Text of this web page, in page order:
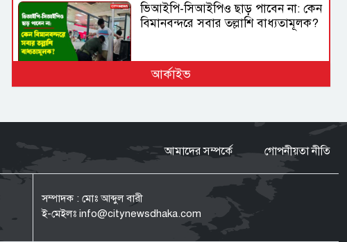
ভিআইপি-সিআইপিও ছাড় পাবেন না: কেন
বিমানবন্দরে সবার তল্লাশি বাধ্যতামূলক?
ভারত সফরের সিদ্ধান্ত প্রধানমন্ত্রী নেবেন:
আর্কাইভ
আমাদের সম্পর্কে গোপনীয়তা নীতি
সম্পাদক : মোঃ আব্দুল বারী
ই-মেইলঃ info@citynewsdhaka.com